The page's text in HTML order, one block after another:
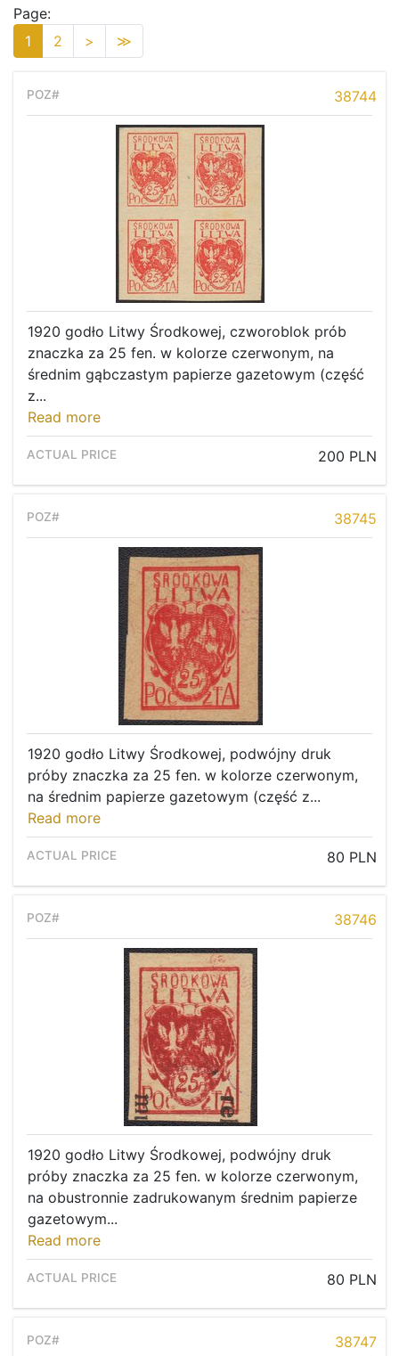
Page:
1
2 > ≫
38744
1920 godło Litwy Środkowej, czworoblok prób
znaczka za 25 fen. w kolorze czerwonym, na
średnim gąbczastym papierze gazetowym (część
z...
Read more
200 PLN
38745
1920 godło Litwy Środkowej, podwójny druk
próby znaczka za 25 fen. w kolorze czerwonym,
na średnim papierze gazetowym (część z...
Read more
80 PLN
38746
1920 godło Litwy Środkowej, podwójny druk
próby znaczka za 25 fen. w kolorze czerwonym,
na obustronnie zadrukowanym średnim papierze
gazetowym...
Read more
80 PLN
38747